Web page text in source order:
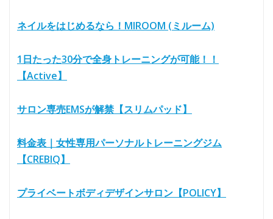
ネイルをはじめるなら！MIROOM (ミルーム)
1日たった30分で全身トレーニングが可能！！
【Active】
サロン専売EMSが解禁【スリムパッド】
料金表｜女性専用パーソナルトレーニングジム
【CREBIQ】
プライベートボディデザインサロン【POLICY】